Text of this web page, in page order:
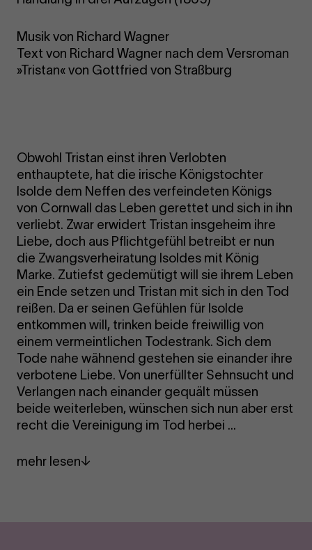
Musik von Richard Wagner
Text von Richard Wagner nach dem Versroman
»Tristan« von Gottfried von Straßburg
Obwohl Tristan einst ihren Verlobten
enthauptete, hat die irische Königstochter
Isolde dem Neffen des verfeindeten Königs
von Cornwall das Leben gerettet und sich in ihn
verliebt. Zwar erwidert Tristan insgeheim ihre
Liebe, doch aus Pflichtgefühl betreibt er nun
die Zwangsverheiratung Isoldes mit König
Marke. Zutiefst gedemütigt will sie ihrem Leben
ein Ende setzen und Tristan mit sich in den Tod
reißen. Da er seinen Gefühlen für Isolde
entkommen will, trinken beide freiwillig von
einem vermeintlichen Todestrank. Sich dem
Tode nahe wähnend gestehen sie einander ihre
verbotene Liebe. Von unerfüllter Sehnsucht und
Verlangen nach einander gequält müssen
beide weiterleben, wünschen sich nun aber erst
recht die Vereinigung im Tod herbei …
mehr lesen